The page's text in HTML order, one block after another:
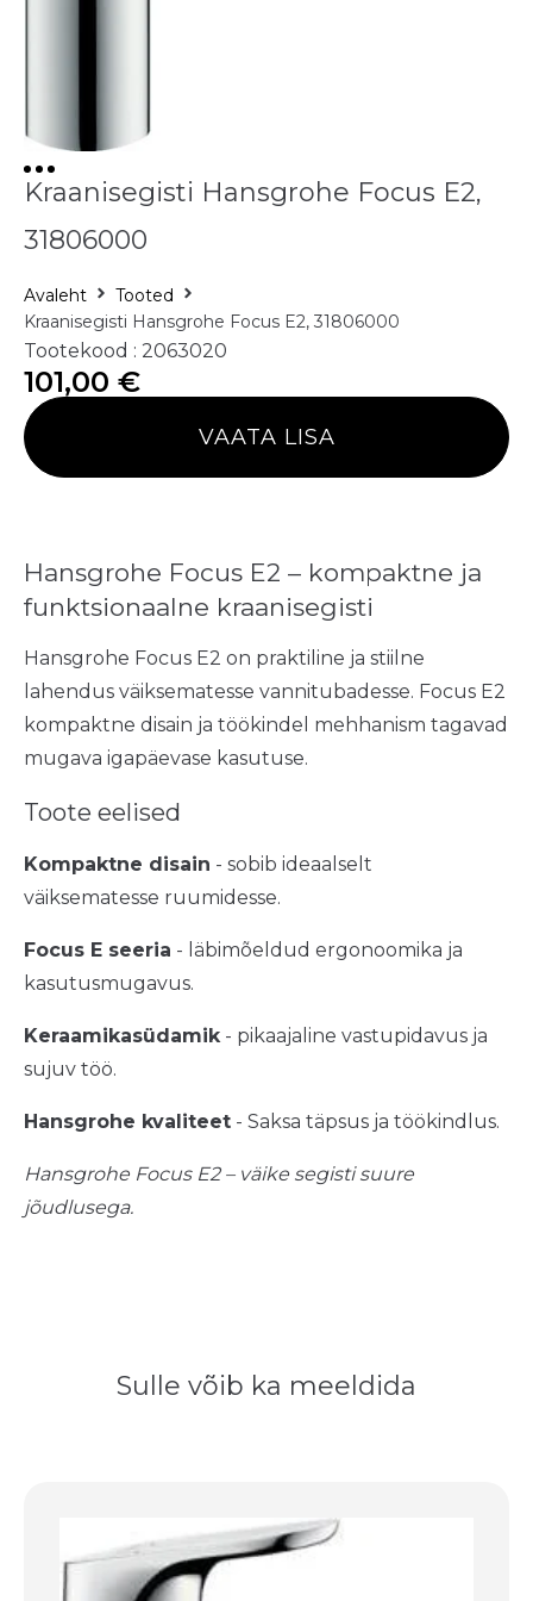
Kraanisegisti Hansgrohe Focus E2,
31806000
Avaleht
Tooted
Kraanisegisti Hansgrohe Focus E2, 31806000
Tootekood : 2063020
101,00 €
VAATA LISA
Hansgrohe Focus E2 – kompaktne ja
funktsionaalne kraanisegisti
Hansgrohe Focus E2 on praktiline ja stiilne
lahendus väiksematesse vannitubadesse. Focus E2
kompaktne disain ja töökindel mehhanism tagavad
mugava igapäevase kasutuse.
Toote eelised
Kompaktne disain - sobib ideaalselt
väiksematesse ruumidesse.
Focus E seeria - läbimõeldud ergonoomika ja
kasutusmugavus.
Keraamikasüdamik - pikaajaline vastupidavus ja
sujuv töö.
Hansgrohe kvaliteet - Saksa täpsus ja töökindlus.
Hansgrohe Focus E2 – väike segisti suure
jõudlusega.
Sulle võib ka meeldida